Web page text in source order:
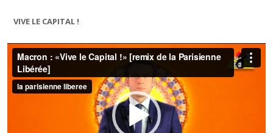
VIVE LE CAPITAL !
Lecteur
vidéo